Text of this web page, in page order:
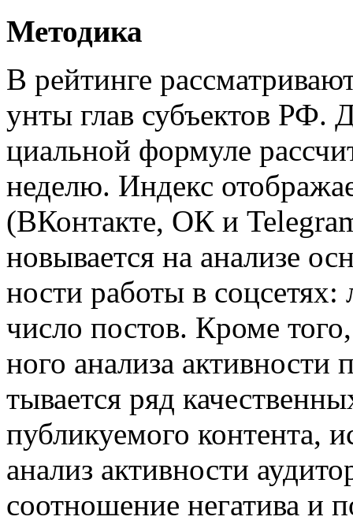
Ме­то­ди­ка
В рей­тин­ге
ун­ты глав субъ­ек­тов РФ.
ци­аль­ной фор­му­ле
неде­лю. Ин­декс
(ВКон­так­те, ОК и
но­вы­ва­ет­ся на ана­ли­зе
но­сти ра­бо­ты в
чис­ло по­стов. Кро­ме
но­го ана­ли­за
ты­ва­ет­ся ряд
пуб­ли­ку­е­мо­го кон­тен­та,
ана­лиз ак­тив­но­сти
со­от­но­ше­ние нега­ти­ва и